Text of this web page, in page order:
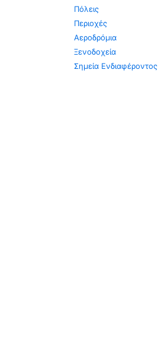
Πόλεις
Περιοχές
Αεροδρόμια
Ξενοδοχεία
Σημεία Ενδιαφέροντος